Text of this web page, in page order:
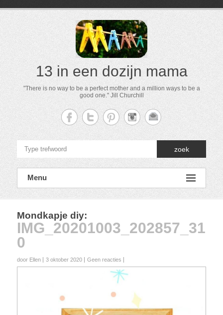
13 in een dozijn mama
"There is no way to be a perfect mother and a million ways to be a
good one." Jill Churchill
zoek
Menu
Mondkapje diy:
IMG_20201003_202857_31
0
door Ellen 3 oktober 2020 Geen reacties